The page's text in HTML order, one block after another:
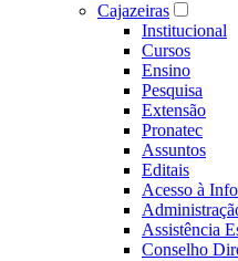
Cajazeiras
Institucional
Cursos
Ensino
Pesquisa
Extensão
Pronatec
Assuntos
Editais
Acesso à
Assistência
Conselho